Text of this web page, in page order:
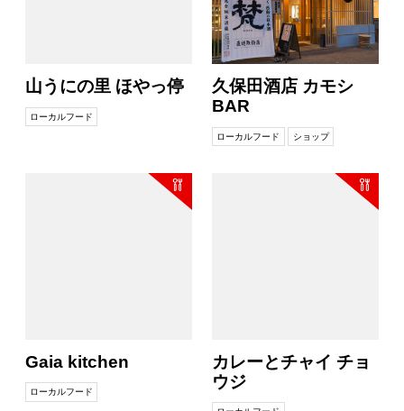
山うにの里 ほやっ停
ローカルフード
久保田酒店 カモシ
BAR
ローカルフード ショップ
Gaia kitchen
ローカルフード
カレーとチャイ チョ
ウジ